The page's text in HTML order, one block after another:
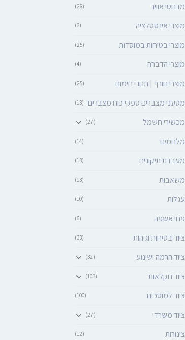
מדחסי אוויר (28)
מוצרי אינסטלציה (3)
מוצרי בטיחות במוסדות (25)
מוצרי הדברה (4)
מוצרי חורף | תנורי חימום (25)
מטעני מצברים ספקי כוח מצברים (13)
מכשירי חשמל (27)
מלחמים (14)
מעבדת תיקונים (13)
משאבות (13)
עגלות (10)
פחי אשפה (6)
ציוד בטיחות וגיהות (33)
ציוד הרמה ושינוע (32)
ציוד חקלאות (103)
ציוד למוסכים (100)
ציוד משרדי (27)
צינורות (12)